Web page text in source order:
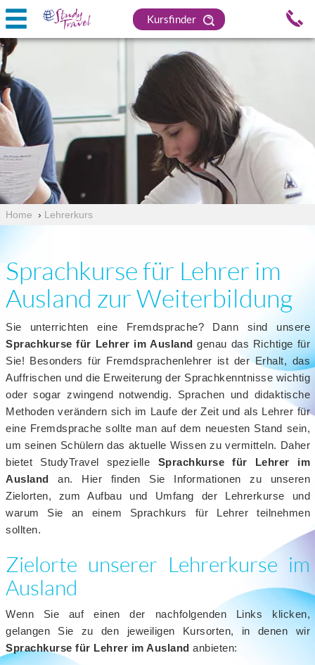
Kursfinder
Home › Lehrerkurs
Sprachkurse für Lehrer im
Ausland zur Weiterbildung
Sie unterrichten eine Fremdsprache? Dann sind unsere
Sprachkurse für Lehrer im Ausland genau das Richtige für
Sie! Besonders für Fremdsprachenlehrer ist der Erhalt, das
Auffrischen und die Erweiterung der Sprachkenntnisse wichtig
oder sogar zwingend notwendig. Sprachen und didaktische
Methoden verändern sich im Laufe der Zeit und als Lehrer für
eine Fremdsprache sollte man auf dem neuesten Stand sein,
um seinen Schülern das aktuelle Wissen zu vermitteln. Daher
bietet StudyTravel spezielle Sprachkurse für Lehrer im
Ausland an. Hier finden Sie Informationen zu unseren
Zielorten, zum Aufbau und Umfang der Lehrerkurse und
warum Sie an einem Sprachkurs für Lehrer teilnehmen
sollten.
Zielorte unserer Lehrerkurse im
Ausland
Wenn Sie auf einen der nachfolgenden Links klicken,
gelangen Sie zu den jeweiligen Kursorten, in denen wir
Sprachkurse für Lehrer im Ausland anbieten: